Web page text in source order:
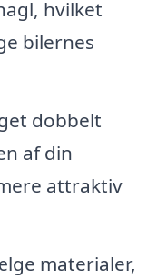
hvilket
bilernes
dobbelt
af din
attraktiv
materialer,